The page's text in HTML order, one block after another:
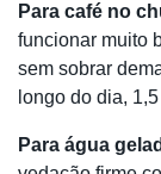
Para café no
funcionar muito
sem sobrar
longo do dia,
Para água